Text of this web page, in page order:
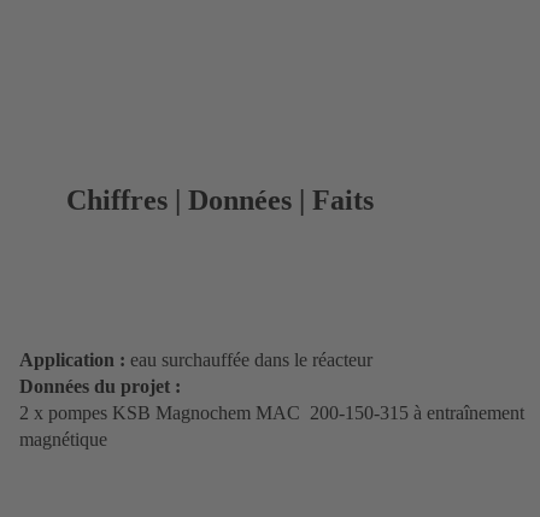
Chiffres | Données | Faits
Application : eau surchauffée dans le réacteur
Données du projet :
2 x pompes KSB Magnochem MAC 200-150-315 à entraînement
magnétique